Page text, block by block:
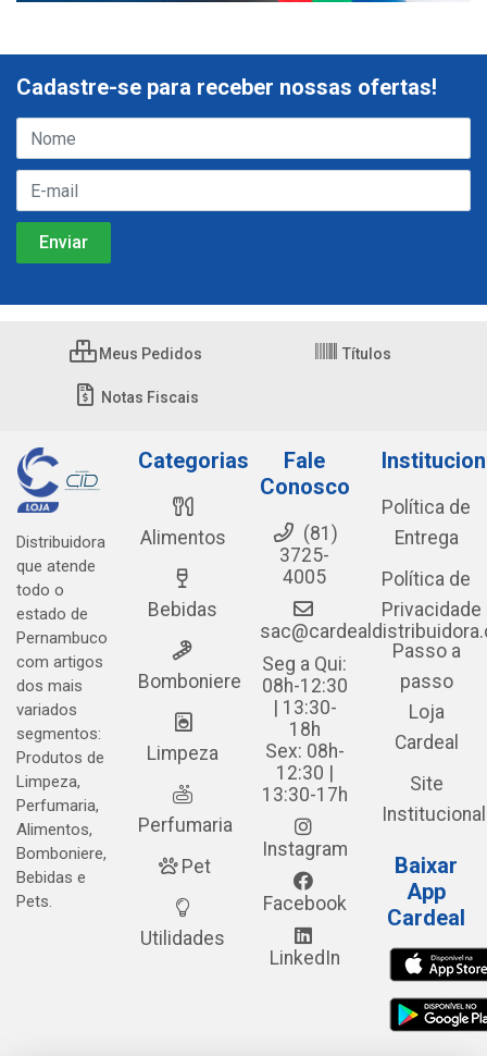
Cadastre-se para receber nossas ofertas!
Meus Pedidos Títulos
Notas Fiscais
Distribuidora
que atende
todo o
estado de
Pernambuco
com artigos
dos mais
variados
segmentos:
Produtos de
Limpeza,
Perfumaria,
Alimentos,
Bomboniere,
Bebidas e
Pets.
Categorias
Alimentos
Bebidas
Bomboniere
Limpeza
Perfumaria
Pet
Utilidades
Fale
Conosco
(81)
3725-
4005
Seg a Qui:
08h-12:30
| 13:30-
18h
Sex: 08h-
12:30 |
13:30-17h
Instagram
Facebook
LinkedIn
Política de
Entrega
Política de
Privacidade
Passo a
passo
Loja
Cardeal
Site
Institucional
Baixar
App
Cardeal